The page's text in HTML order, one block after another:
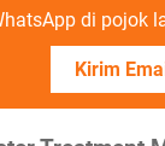
di pojok
Kirim